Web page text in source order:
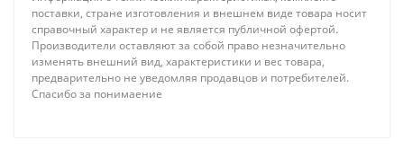
поставки, стране изготовления и внешнем виде товара носит
справочный характер и не является публичной офертой.
Производители оставляют за собой право незначительно
изменять внешний вид, характеристики и вес товара,
предварительно не уведомляя продавцов и потребителей.
Спасибо за понимаение